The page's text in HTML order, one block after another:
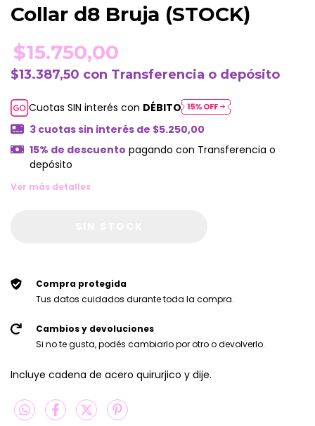
Collar d8 Bruja (STOCK)
$15.750,00
$13.387,50 con Transferencia o depósito
Cuotas SIN interés con DÉBITO
3 cuotas sin interés de $5.250,00
15% de descuento pagando con Transferencia o
depósito
Ver más detalles
Compra protegida
Tus datos cuidados durante toda la compra.
Cambios y devoluciones
Si no te gusta, podés cambiarlo por otro o devolverlo.
Incluye cadena de acero quirurjico y dije.